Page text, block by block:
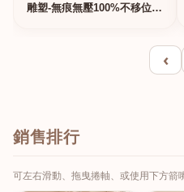
雕塑-無痕無壓100%不移位的
‹
銷售排行
可左右滑動、拖曳捲軸、或使用下方箭